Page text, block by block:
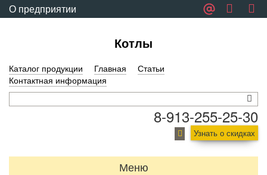
О предприятии
Котлы
Каталог продукции Главная
Статьи
Контактная информация
8-913-255-25-30
Узнать о скидках
Меню